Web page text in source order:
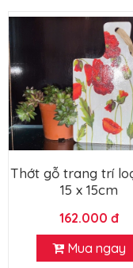
Thớt gỗ trang trí
15 x 15cm
162.000 đ
Mua ngay